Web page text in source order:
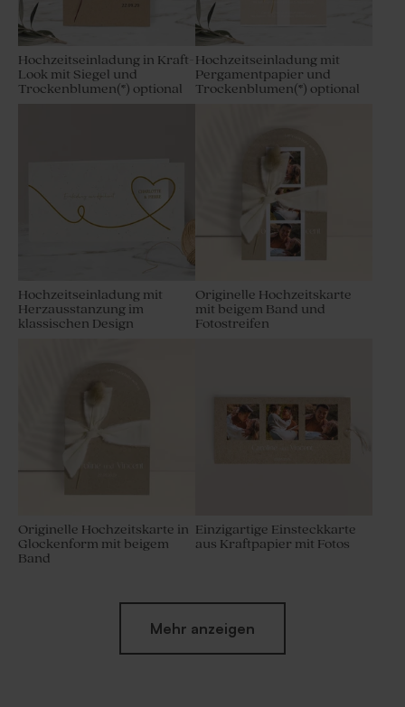
Hochzeitseinladung in Kraft-
Look mit Siegel und
Trockenblumen(*) optional
Hochzeitseinladung mit
Pergamentpapier und
Trockenblumen(*) optional
Hochzeitseinladung mit
Herzausstanzung im
klassischen Design
Originelle Hochzeitskarte
mit beigem Band und
Fotostreifen
Originelle Hochzeitskarte in
Glockenform mit beigem
Band
Einzigartige Einsteckkarte
aus Kraftpapier mit Fotos
Mehr anzeigen